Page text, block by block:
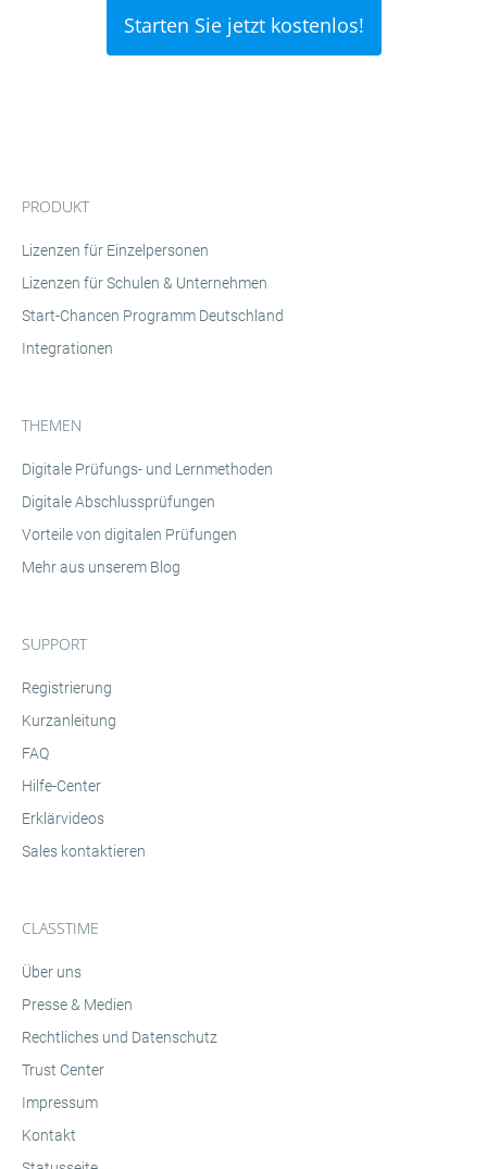
Starten Sie jetzt kostenlos!
PRODUKT
Lizenzen für Einzelpersonen
Lizenzen für Schulen & Unternehmen
Start-Chancen Programm Deutschland
Integrationen
THEMEN
Digitale Prüfungs- und Lernmethoden
Digitale Abschlussprüfungen
Vorteile von digitalen Prüfungen
Mehr aus unserem Blog
SUPPORT
Registrierung
Kurzanleitung
FAQ
Hilfe-Center
Erklärvideos
Sales kontaktieren
CLASSTIME
Über uns
Presse & Medien
Rechtliches und Datenschutz
Trust Center
Impressum
Kontakt